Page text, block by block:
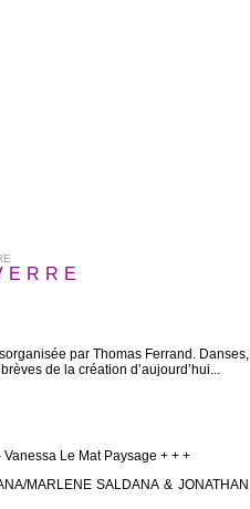
par Thomas Ferrand. Danses,
de la création d’aujourd’hui...
Le Mat Paysage + + +
MARLENE SALDANA & JONATHAN